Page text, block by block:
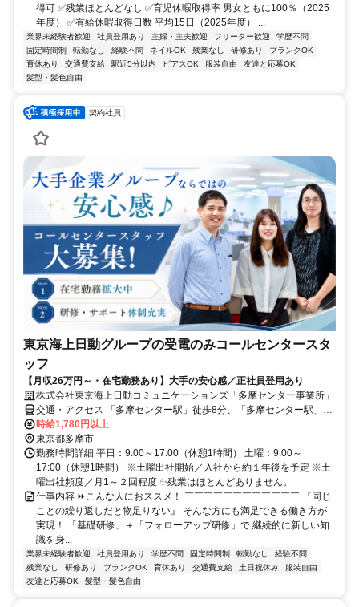
得可 ✅残業ほとんどなし ✅育児休暇取得率 男女ともに100％（2025
年度） ✅有給休暇取得日数 平均15日（2025年度） ...
業界未経験者歓迎 社員登用あり 主婦・主夫歓迎 フリーター歓迎
学歴不問
固定時間制
転勤なし 経験不問 ネイルOK 残業なし 研修あり
ブランクOK
育休あり
交通費支給 駅近5分以内 ピアスOK 服装自由
友達と応募OK
髪型・髪色自由
契約社員
東京海上日動グループの受電のみコールセンタースタ
ッフ
【月収26万円～・在宅勤務あり】大手の安心感／正社員登用あり
株式会社東京海上日動コミュニケーションズ「多摩センター事業所」
交通・アクセス 「多摩センター駅」徒歩8分、「多摩センター駅」徒
歩5分（京王・小田急線「多摩センター駅」徒歩8分、多摩モノレール
「多摩センター駅」徒歩5分）
時給1,780円以上
東京都多摩市
勤務時間詳細 平日：9:00～17:00（休憩1時間） 土曜：9:00～
17:00（休憩1時間） ※土曜出社開始／入社から約１年後を予定 ※土
曜出社頻度／月1～２回程度 ✨残業はほとんどありません。
仕事内容 ⏩こんな人におススメ！ ￣￣￣￣￣￣￣￣￣￣￣￣ 『同じ
ことの繰り返しだと物足りない』 そんな方にも満足できる働き方が
実現！ 「基礎研修」＋「フォローアップ研修」で 継続的に新しい知
識を身...
業界未経験者歓迎 社員登用あり 学歴不問 固定時間制 転勤なし
経験不問
残業なし
研修あり ブランクOK 育休あり 交通費支給 土日祝休み
服装自由
友達と応募OK
髪型・髪色自由